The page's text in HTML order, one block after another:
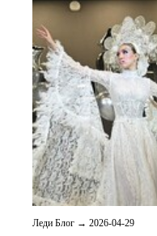
Леди Блог → 2026-04-29